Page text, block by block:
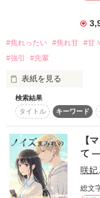
「なんかあったら遠
…そのビターな再会
ていく。
#焦れったい #焦れ甘 #甘々
#強引
#先輩
表紙を見る
白い肌に、ぷっくりと
圧倒的な美貌を持つ
検索結果
タイトル
キーワード
【
て ―
咲妃
総文